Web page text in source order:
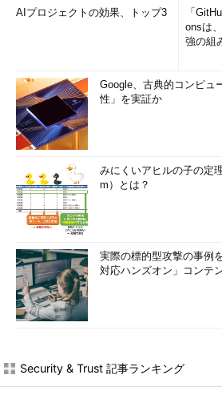
AIプロジェクトの効果、トップ3
「
onsは
強の組
Google、古典的コンピュ
性」を実証か
みにくいアヒルの子の定
m）とは？
実際の標的型攻撃の事例
対応ハンズオン」コンテ
Security & Trust 記事ランキング